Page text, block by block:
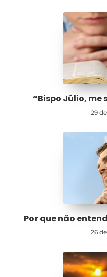
“Bispo Júlio,
29
Por que não
26